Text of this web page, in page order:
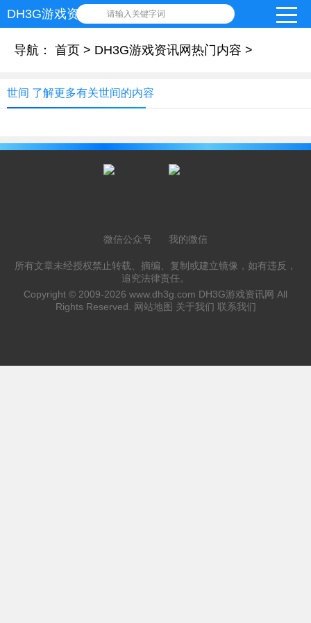
DH3G游戏资讯网 请输入关键字词
导航： 首页 > DH3G游戏资讯网热门内容 >
世间 了解更多有关世间的内容
微信公众号 我的微信
所有文章未经授权禁止转载、摘编、复制或建立镜像，如有违反，
追究法律责任。
Copyright © 2009-2026 www.dh3g.com DH3G游戏资讯网 All
Rights Reserved.
网站地图 关于我们 联系我们